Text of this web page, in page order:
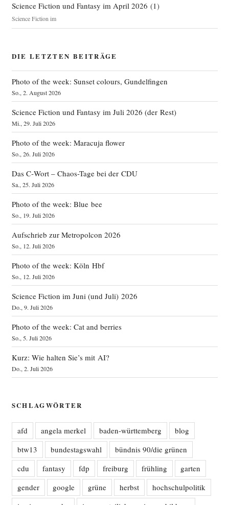
Science Fiction und Fantasy im April 2026 (1)
Science Fiction im
DIE LETZTEN BEITRÄGE
Photo of the week: Sunset colours, Gundelfingen
So., 2. August 2026
Science Fiction und Fantasy im Juli 2026 (der Rest)
Mi., 29. Juli 2026
Photo of the week: Maracuja flower
So., 26. Juli 2026
Das C‑Wort – Chaos-Tage bei der CDU
Sa., 25. Juli 2026
Photo of the week: Blue bee
So., 19. Juli 2026
Aufschrieb zur Metropolcon 2026
So., 12. Juli 2026
Photo of the week: Köln Hbf
So., 12. Juli 2026
Science Fiction im Juni (und Juli) 2026
Do., 9. Juli 2026
Photo of the week: Cat and berries
So., 5. Juli 2026
Kurz: Wie halten Sie’s mit AI?
Do., 2. Juli 2026
SCHLAGWÖRTER
afd angela merkel baden-württemberg
blog
btw13
bundestagswahl
bündnis 90/die grünen
cdu
fantasy fdp freiburg frühling
garten
gender
google grüne herbst
hochschulpolitik